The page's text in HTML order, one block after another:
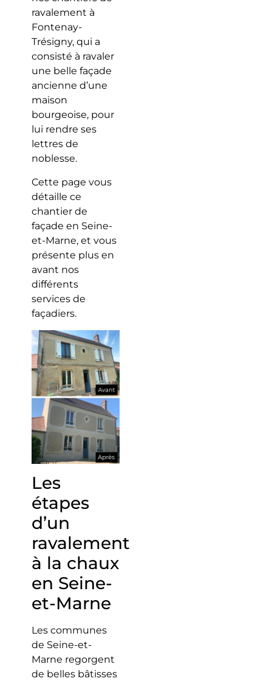
ravalement à
Fontenay-
Trésigny, qui a
consisté à ravaler
une belle façade
ancienne d’une
maison
bourgeoise, pour
lui rendre ses
lettres de
noblesse.
Cette page vous
détaille ce
chantier de
façade en Seine-
et-Marne, et vous
présente plus en
avant nos
différents
services de
façadiers.
Les
étapes
d’un
ravalement
à la chaux
en Seine-
et-Marne
Les communes
de Seine-et-
Marne regorgent
de belles bâtisses